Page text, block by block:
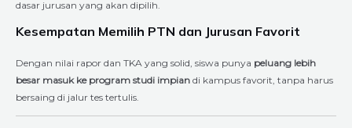
dasar jurusan yang akan dipilih.
Kesempatan Memilih PTN dan Jurusan Favorit
Dengan nilai rapor dan TKA yang solid, siswa punya peluang lebih
besar masuk ke program studi impian di kampus favorit, tanpa harus
bersaing di jalur tes tertulis.